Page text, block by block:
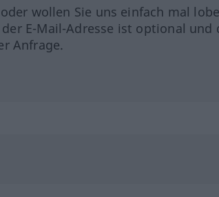
wollen Sie uns einfach mal
E-Mail-Adresse ist optional und
Anfrage.